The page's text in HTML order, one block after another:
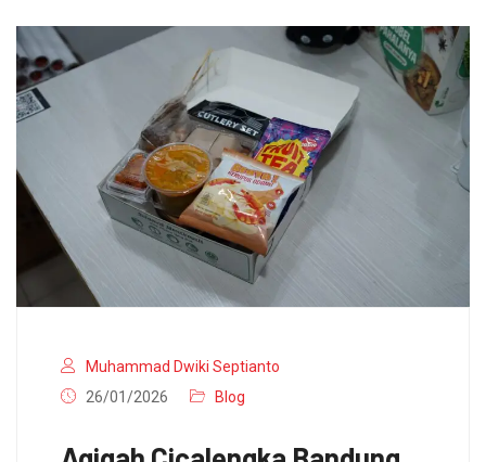
Muhammad Dwiki Septianto
26/01/2026
Blog